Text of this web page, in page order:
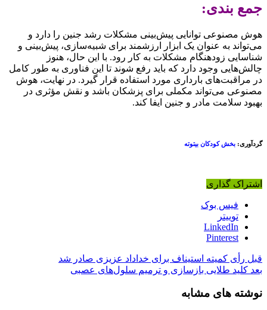
جمع بندی:
هوش مصنوعی توانایی پیش‌بینی مشکلات رشد جنین را دارد و
می‌تواند به عنوان یک ابزار ارزشمند برای شبیه‌سازی، پیش‌بینی و
شناسایی زودهنگام مشکلات به کار رود. با این حال، هنوز
چالش‌هایی وجود دارد که باید رفع شوند تا این فناوری به طور کامل
در مراقبت‌های بارداری مورد استفاده قرار گیرد. در نهایت، هوش
مصنوعی می‌تواند مکملی برای پزشکان باشد و نقش مؤثری در
بهبود سلامت مادر و جنین ایفا کند.
گردآوری: بخش کودکان بیتوته
اشتراک گذاری
فیس بوک
توییتر
LinkedIn
Pinterest
قبل رأی کمیته استیناف برای خداداد عزیزی صادر شد
بعد کلید طلایی بازسازی و ترمیم سلول‌های عصبی
نوشته های مشابه